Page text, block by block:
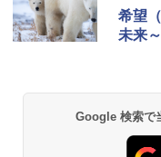
希望
未来～
Google 検索で